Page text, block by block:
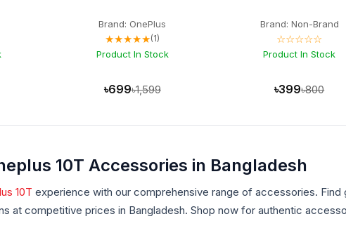
Brand: OnePlus
★★★★★(1)
Product In Stock
৳699৳1,599
Brand: Non-Brand
☆☆☆☆☆
Product In Stock
৳399৳800
10T Accessories in Bangladesh
10T experience with our comprehensive range of accessories. Find
at competitive prices in Bangladesh. Shop now for authentic